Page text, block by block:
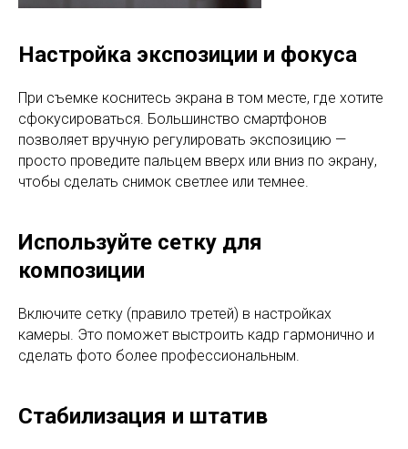
Настройка экспозиции и фокуса
При съемке коснитесь экрана в том месте, где хотите
сфокусироваться. Большинство смартфонов
позволяет вручную регулировать экспозицию —
просто проведите пальцем вверх или вниз по экрану,
чтобы сделать снимок светлее или темнее.
Используйте сетку для
композиции
Включите сетку (правило третей) в настройках
камеры. Это поможет выстроить кадр гармонично и
сделать фото более профессиональным.
Стабилизация и штатив